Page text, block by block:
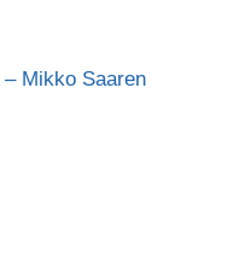
Mikko Saaren